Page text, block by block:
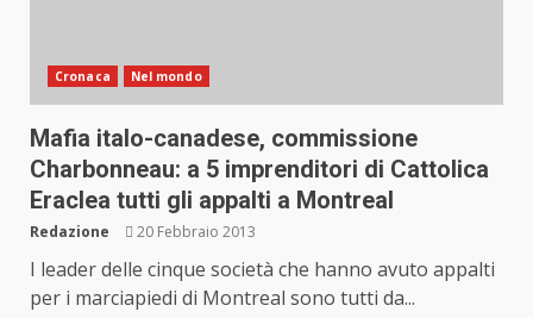
Cronaca Nel mondo
Mafia italo-canadese, commissione
Charbonneau: a 5 imprenditori di Cattolica
Eraclea tutti gli appalti a Montreal
Redazione 20 Febbraio 2013
I leader delle cinque società che hanno avuto appalti
per i marciapiedi di Montreal sono tutti da...